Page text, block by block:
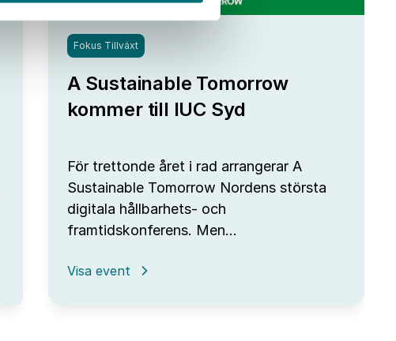
Fokus Tillväxt
A Sustainable Tomorrow
kommer till IUC Syd
För trettonde året i rad arrangerar A
Sustainable Tomorrow Nordens största
digitala hållbarhets- och
framtidskonferens. Men…
Visa event
: